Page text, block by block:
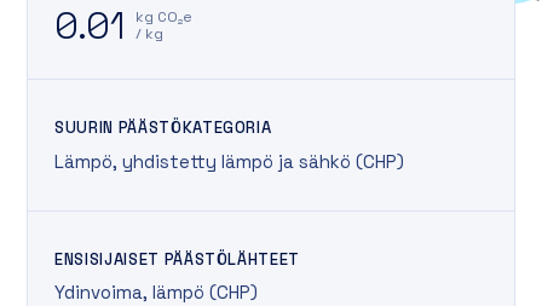
0.01
kg CO₂e
/ kg
SUURIN PÄÄSTÖKATEGORIA
Lämpö, yhdistetty lämpö ja sähkö (CHP)
ENSISIJAISET PÄÄSTÖLÄHTEET
Ydinvoima, lämpö (CHP)